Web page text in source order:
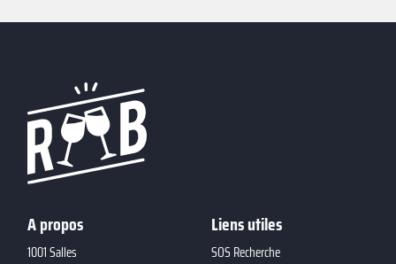
A propos
1001 Salles
Liens utiles
SOS Recherche